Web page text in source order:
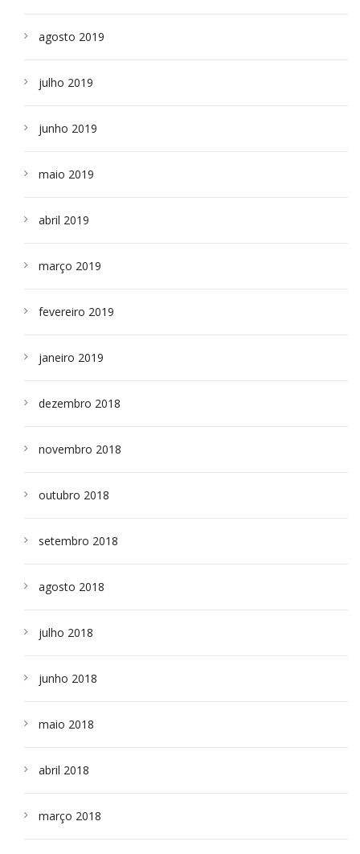
agosto 2019
julho 2019
junho 2019
maio 2019
abril 2019
março 2019
fevereiro 2019
janeiro 2019
dezembro 2018
novembro 2018
outubro 2018
setembro 2018
agosto 2018
julho 2018
junho 2018
maio 2018
abril 2018
março 2018